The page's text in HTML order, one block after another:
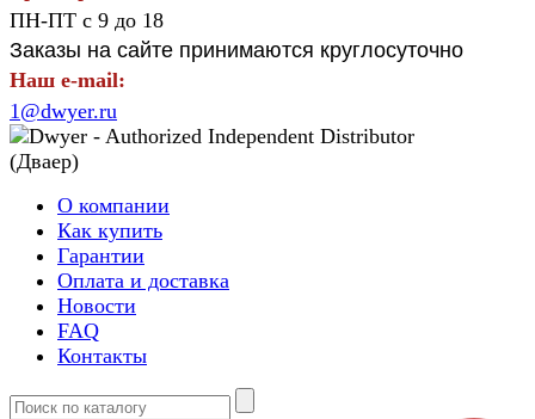
ПН-ПТ с 9 до 18
Заказы на сайте принимаются круглосуточно
Наш e-mail:
1@dwyer.ru
О компании
Как купить
Гарантии
Оплата и доставка
Новости
FAQ
Контакты